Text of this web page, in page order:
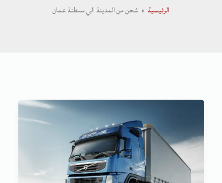
الرئيسية شحن من المدينة الي سلطنة عمان